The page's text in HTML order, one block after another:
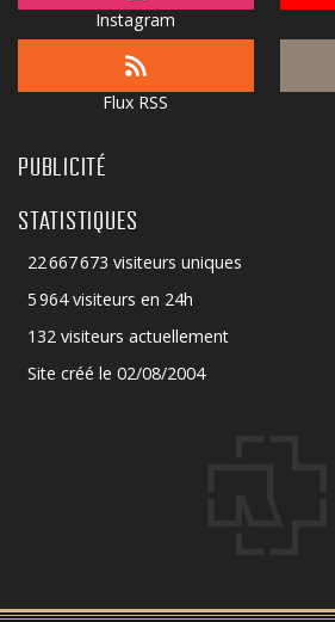
Instagram
Flux RSS
PUBLICITÉ
STATISTIQUES
22 667 673 visiteurs uniques
5 964 visiteurs en 24h
132 visiteurs actuellement
Site créé le 02/08/2004